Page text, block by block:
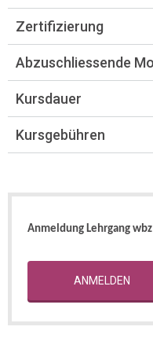
Zertifizierung
Abzuschliessende
Kursdauer
Kursgebühren
Anmeldung Lehrgang
ANMELDEN